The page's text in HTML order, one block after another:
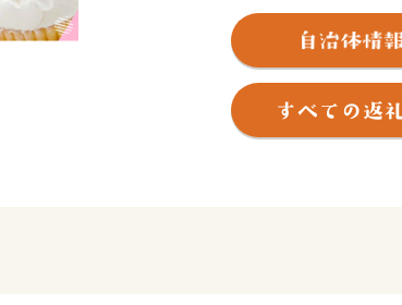
まちづくり」を推進しています。
また、さまざまな菓子店が多いこ
したまちなみを「すながわスイー
イーツ」を地域ブランドとしてま
砂川市立病院は、中空知２次医療
医療機関である救命センターなど